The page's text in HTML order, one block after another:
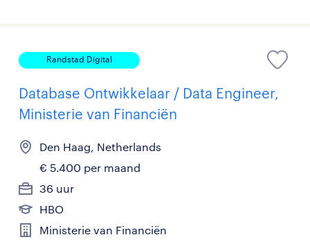
Randstad Digital
Database Ontwikkelaar / Data Engineer,
Ministerie van Financiën
Den Haag, Netherlands
€ 5.400 per maand
36 uur
HBO
Ministerie van Financiën